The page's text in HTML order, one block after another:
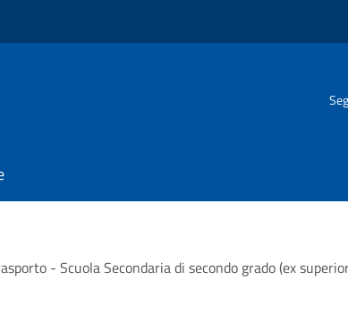
- Scuola Secondaria di secondo grado (ex